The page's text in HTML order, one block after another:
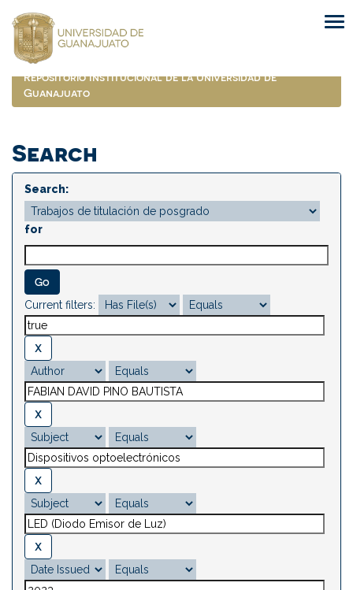
navigation
Repositorio Institucional de la Universidad de
Guanajuato
Search
Search:
for
Current filters: